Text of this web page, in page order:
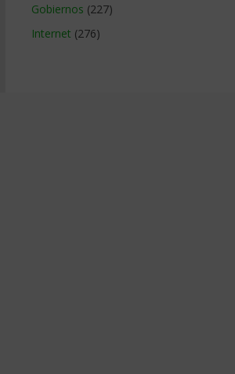
Gobiernos (227)
Internet (276)